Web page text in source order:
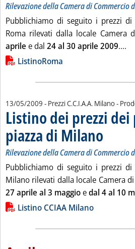
Rilevazione della Camera di Commercio
Pubblichiamo di seguito i prezzi
Roma rilevati dalla locale
aprile e dal 24 al 30 aprile 2009....
Lista allegati PDF alla
ListinoRoma
13/05/2009 - Prezzi C.C.I.A.A. Milano -
Listino dei prezzi
piazza di Milano ..
Rilevazione della Camera di Commercio
Pubblichiamo di seguito i prezzi
Milano rilevati dalla locale Camera
27 aprile al 3 maggioedal 4 al 10
Lista allegati PDF alla
Listino CCIAA Milano